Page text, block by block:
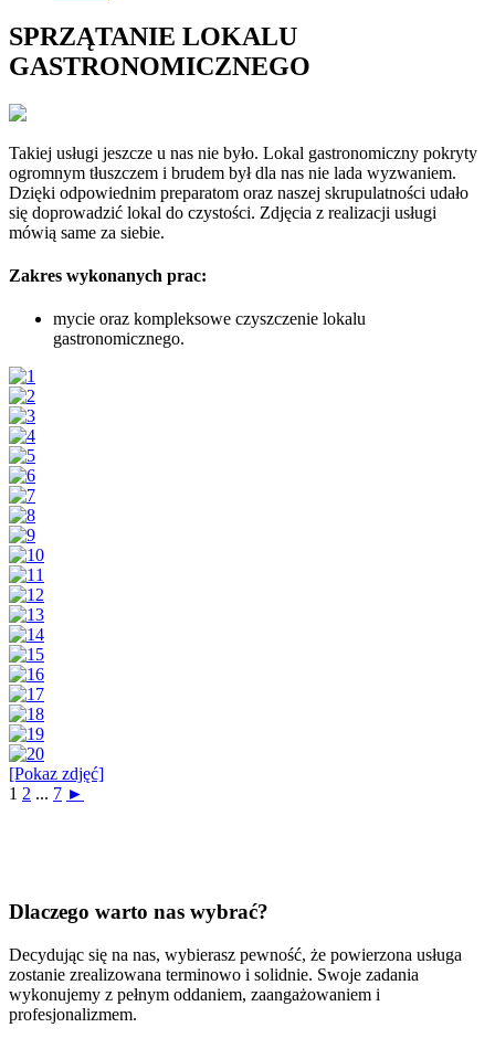
SPRZĄTANIE LOKALU
GASTRONOMICZNEGO
Takiej usługi jeszcze u nas nie było. Lokal gastronomiczny pokryty
ogromnym tłuszczem i brudem był dla nas nie lada wyzwaniem.
Dzięki odpowiednim preparatom oraz naszej skrupulatności udało
się doprowadzić lokal do czystości. Zdjęcia z realizacji usługi
mówią same za siebie.
Zakres wykonanych prac:
mycie oraz kompleksowe czyszczenie lokalu
gastronomicznego.
[Pokaz zdjęć]
1 2 ... 7 ►
Dlaczego warto nas wybrać?
Decydując się na nas, wybierasz pewność, że powierzona usługa
zostanie zrealizowana terminowo i solidnie. Swoje zadania
wykonujemy z pełnym oddaniem, zaangażowaniem i
profesjonalizmem.